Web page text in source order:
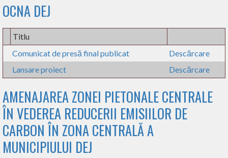
OCNA DEJ
Titlu
Comunicat de presă final publicat
Descărcare
Lansare proiect
Descărcare
AMENAJAREA ZONEI PIETONALE CENTRALE
ÎN VEDEREA REDUCERII EMISIILOR DE
CARBON ÎN ZONA CENTRALĂ A
MUNICIPIULUI DEJ